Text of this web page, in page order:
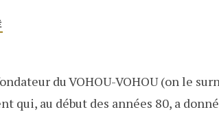
du VOHOU-VOHOU (on le
qui, au début des années 80, a